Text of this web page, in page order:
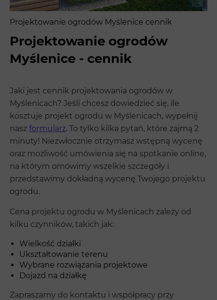
Projektowanie ogrodów Myślenice cennik
Projektowanie ogrodów
Myślenice - cennik
Jaki jest cennik projektowania ogrodów w
Myślenicach? Jeśli chcesz dowiedzieć się, ile
kosztuje projekt ogrodu w Myślenicach, wypełnij
nasz formularz. To tylko kilka pytań, które zajmą 2
minuty! Niezwłocznie otrzymasz wstępną wycenę
oraz możliwość umówienia się na spotkanie online,
na którym omówimy wszelkie szczegóły i
przedstawimy dokładną wycenę Twojego projektu
ogrodu.
Cena projektu ogrodu w Myślenicach zależy od
kilku czynników, takich jak:
Wielkość działki
Ukształtowanie terenu
Wybrane rozwiązania projektowe
Dojazd na działkę
Zapraszamy do kontaktu i współpracy przy